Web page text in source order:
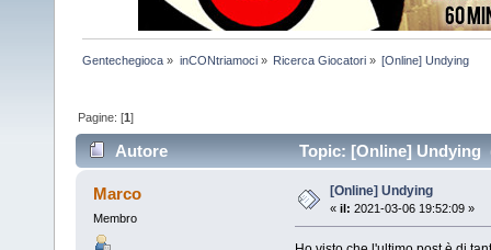
Gentechegioca » inCONtriamoci» Ricerca Giocatori» [Online] Undying
Pagine: [1]
Autore Topic: [Online] Undying
Marco
Membro
[Online] Undying
« il: 2021-03-06 19:52:09 »